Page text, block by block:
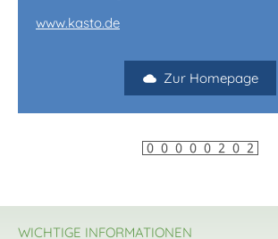
www.kasto.de
Zur Homepage
WICHTIGE INFORMATIONEN